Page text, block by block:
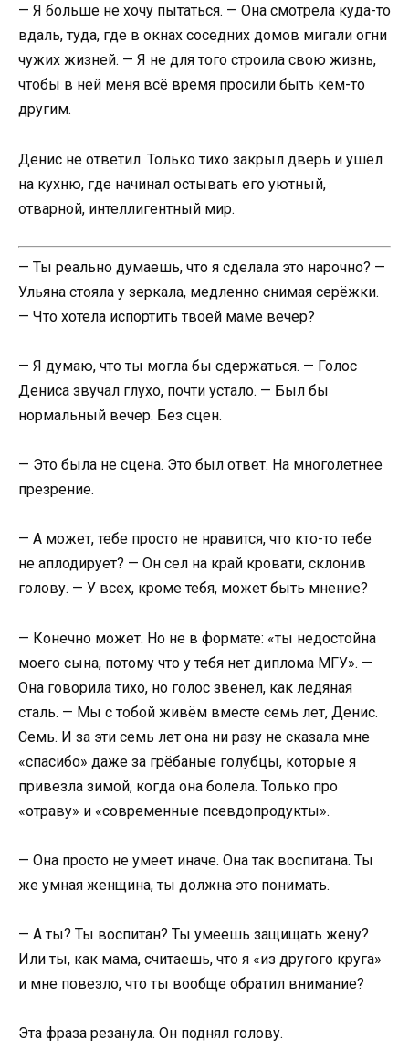
— Я больше не хочу пытаться. — Она смотрела куда-то
вдаль, туда, где в окнах соседних домов мигали огни
чужих жизней. — Я не для того строила свою жизнь,
чтобы в ней меня всё время просили быть кем-то
другим.
Денис не ответил. Только тихо закрыл дверь и ушёл
на кухню, где начинал остывать его уютный,
отварной, интеллигентный мир.
— Ты реально думаешь, что я сделала это нарочно? —
Ульяна стояла у зеркала, медленно снимая серёжки.
— Что хотела испортить твоей маме вечер?
— Я думаю, что ты могла бы сдержаться. — Голос
Дениса звучал глухо, почти устало. — Был бы
нормальный вечер. Без сцен.
— Это была не сцена. Это был ответ. На многолетнее
презрение.
— А может, тебе просто не нравится, что кто-то тебе
не аплодирует? — Он сел на край кровати, склонив
голову. — У всех, кроме тебя, может быть мнение?
— Конечно может. Но не в формате: «ты недостойна
моего сына, потому что у тебя нет диплома МГУ». —
Она говорила тихо, но голос звенел, как ледяная
сталь. — Мы с тобой живём вместе семь лет, Денис.
Семь. И за эти семь лет она ни разу не сказала мне
«спасибо» даже за грёбаные голубцы, которые я
привезла зимой, когда она болела. Только про
«отраву» и «современные псевдопродукты».
— Она просто не умеет иначе. Она так воспитана. Ты
же умная женщина, ты должна это понимать.
— А ты? Ты воспитан? Ты умеешь защищать жену?
Или ты, как мама, считаешь, что я «из другого круга»
и мне повезло, что ты вообще обратил внимание?
Эта фраза резанула. Он поднял голову.